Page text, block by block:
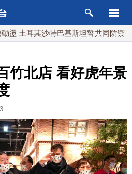
沙特巴基斯坦誓共同防禦 漢光
竹北店 看好虎年景